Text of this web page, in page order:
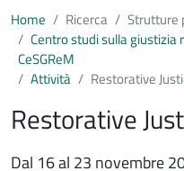
Home Ricerca Strutture
Centro studi sulla
CeSGReM
Attività
Restorative
Restorative
Dal 16 al 23 novembre